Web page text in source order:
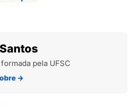
pela UFSC
→